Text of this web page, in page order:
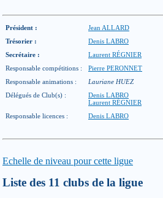
Président :
Jean ALLARD
Trésorier :
Denis LABRO
Secrétaire :
Laurent RÉGNIER
Responsable compétitions :
Pierre PERONNET
Responsable animations :
Lauriane HUEZ
Délégués de Club(s) :
Denis LABRO
Laurent RÉGNIER
Responsable licences :
Denis LABRO
Echelle de niveau pour cette ligue
Liste des 11 clubs de la ligue